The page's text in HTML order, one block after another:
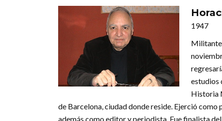
1947
Militante
estudios
Historia
de Barcelona, ciudad donde reside. Ejerció
además como editor y periodista. Fue finalista